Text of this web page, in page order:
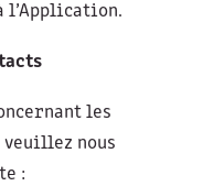
l’Application.
les
nous
: